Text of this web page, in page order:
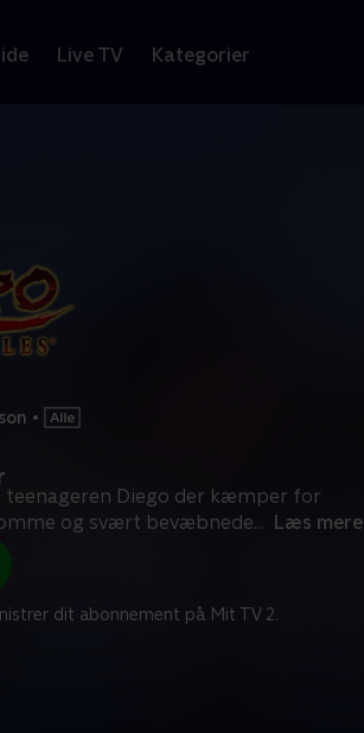
Live TV Kategorier
•
teenageren Diego der kæmper for
og svært bevæbnede... Læs mere
dit abonnement på Mit TV 2.